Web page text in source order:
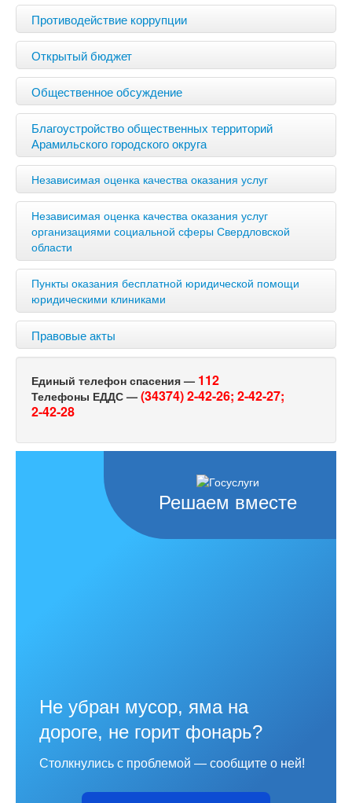
Противодействие коррупции
Открытый бюджет
Общественное обсуждение
Благоустройство общественных территорий
Арамильского городского округа
Независимая оценка качества оказания услуг
Независимая оценка качества оказания услуг
организациями социальной сферы Свердловской
области
Пункты оказания бесплатной юридической помощи
юридическими клиниками
Правовые акты
Единый телефон спасения — 112
Телефоны ЕДДС — (34374) 2-42-26; 2-42-27;
2-42-28
Решаем вместе
Не убран мусор, яма на
дороге, не горит фонарь?
Столкнулись с проблемой — сообщите о ней!